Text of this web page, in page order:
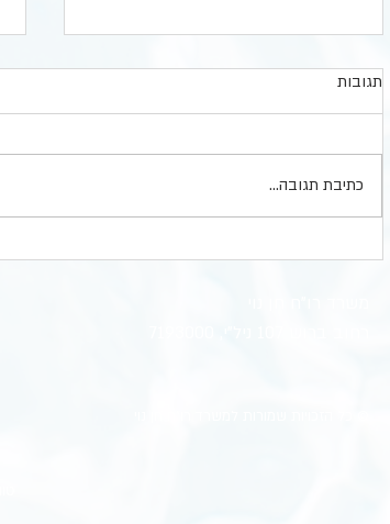
שנת 2025 מסתיימת. קו מנחה
שנת 2025 מסתיימת - למרות שהיום
מרבית העסקים מתנהלים בעזרת תוכנה
בדיקת חובות, מחשבה קדימה. אפילו
תגובות
כתיבת תגובה...